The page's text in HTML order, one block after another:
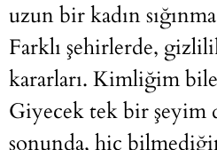
uzun bir kadın
Farklı şehirlerde,
kararları. Kimliğim
Giyecek tek bir şeyim
sonunda, hiç